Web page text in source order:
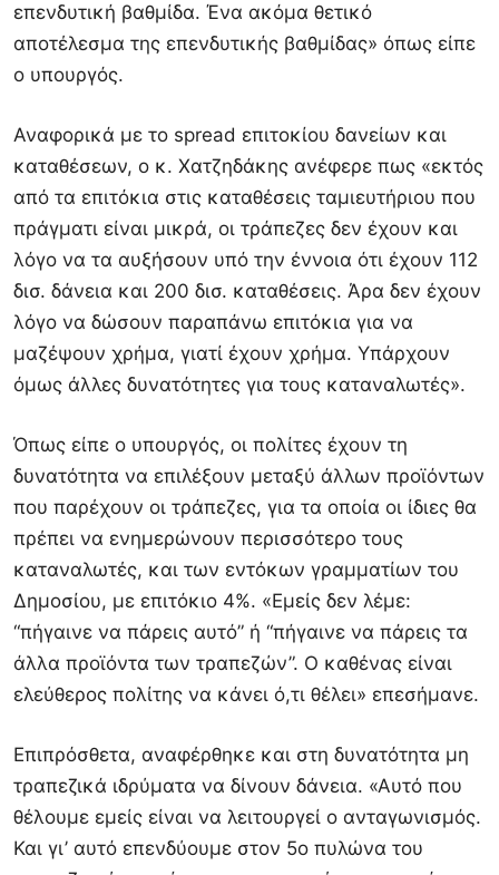
επενδυτική βαθμίδα. Ένα ακόμα θετικό
αποτέλεσμα της επενδυτικής βαθμίδας» όπως είπε
ο υπουργός.
Αναφορικά με το spread επιτοκίου δανείων και
καταθέσεων, ο κ. Χατζηδάκης ανέφερε πως «εκτός
από τα επιτόκια στις καταθέσεις ταμιευτήριου που
πράγματι είναι μικρά, οι τράπεζες δεν έχουν και
λόγο να τα αυξήσουν υπό την έννοια ότι έχουν 112
δισ. δάνεια και 200 δισ. καταθέσεις. Άρα δεν έχουν
λόγο να δώσουν παραπάνω επιτόκια για να
μαζέψουν χρήμα, γιατί έχουν χρήμα. Υπάρχουν
όμως άλλες δυνατότητες για τους καταναλωτές».
Όπως είπε ο υπουργός, οι πολίτες έχουν τη
δυνατότητα να επιλέξουν μεταξύ άλλων προϊόντων
που παρέχουν οι τράπεζες, για τα οποία οι ίδιες θα
πρέπει να ενημερώνουν περισσότερο τους
καταναλωτές, και των εντόκων γραμματίων του
Δημοσίου, με επιτόκιο 4%. «Εμείς δεν λέμε:
“πήγαινε να πάρεις αυτό” ή “πήγαινε να πάρεις τα
άλλα προϊόντα των τραπεζών”. Ο καθένας είναι
ελεύθερος πολίτης να κάνει ό,τι θέλει» επεσήμανε.
Επιπρόσθετα, αναφέρθηκε και στη δυνατότητα μη
τραπεζικά ιδρύματα να δίνουν δάνεια. «Αυτό που
θέλουμε εμείς είναι να λειτουργεί ο ανταγωνισμός.
Και γι’ αυτό επενδύουμε στον 5ο πυλώνα του